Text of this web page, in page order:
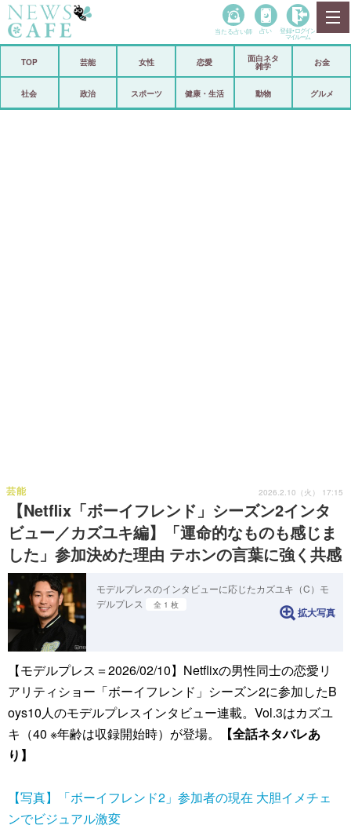
政治
当たる占い師 占い 登録• ログイン
マイルーム
TOP 芸能 女性 恋愛
面白ネタ
雑学
お金
社会 政治 スポーツ 健康・生活 動物 グルメ
【Netflix「ボーイフレンド」シーズン2インタ
ビュー／カズユキ編】「運命的なものも感じま
した」参加決めた理由 テホンの言葉に強く共感
芸能 2026.2.10（火） 17:15
モデルプレスのインタビューに応じたカズユキ（C）モ
デルプレス
全 1 枚
拡大写真
【モデルプレス＝2026/02/10】Netflixの男性同士の恋愛リ
アリティショー「ボーイフレンド」シーズン2に参加したB
oys10人のモデルプレスインタビュー連載。Vol.3はカズユ
キ（40 ※年齢は収録開始時）が登場。
【全話ネタバレあ
り】
【写真】「ボーイフレンド2」参加者の現在 大胆イメチェ
ンでビジュアル激変